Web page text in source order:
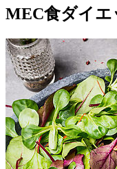
MEC食ダイエ